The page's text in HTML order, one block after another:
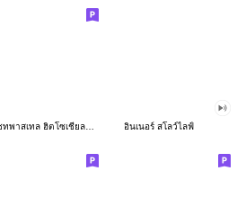
อินเนอร์ สโลว์ไลฟ์